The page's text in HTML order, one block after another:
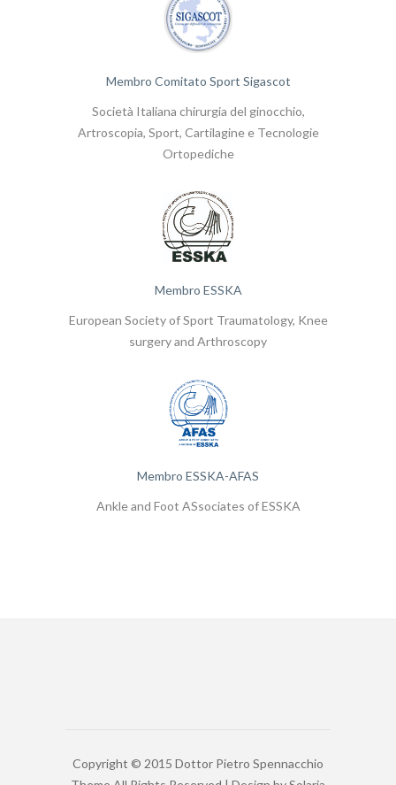
Membro Comitato Sport Sigascot
Società Italiana chirurgia del ginocchio,
Artroscopia, Sport, Cartilagine e Tecnologie
Ortopediche
Membro ESSKA
European Society of Sport Traumatology, Knee
surgery and Arthroscopy
Membro ESSKA-AFAS
Ankle and Foot ASsociates of ESSKA
Copyright © 2015 Dottor Pietro Spennacchio